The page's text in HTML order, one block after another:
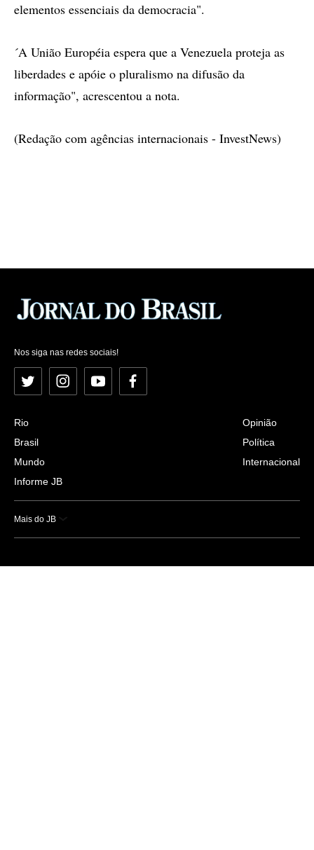
elementos essenciais da democracia".
´A União Européia espera que a Venezuela proteja as
liberdades e apóie o pluralismo na difusão da
informação", acrescentou a nota.
(Redação com agências internacionais - InvestNews)
Nos siga nas redes sociais!
Twitter InstagramYouTubeFacebook
Rio
Brasil
Mundo
Informe JB
Opinião
Política
Internacional
Mais do JB
Esportes